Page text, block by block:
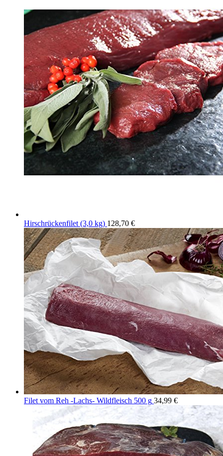
Hirschrückenfilet (3,0 kg) 128,70 €
Filet vom Reh -Lachs- Wildfleisch 500 g 34,99 €